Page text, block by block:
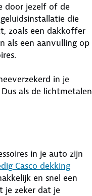
door jezelf of de
die
zoals een dakkoffer
als een aanvulling op
in je
als de lichtmetalen
in je auto zijn
Casco dekking
en snel een
je zeker dat je